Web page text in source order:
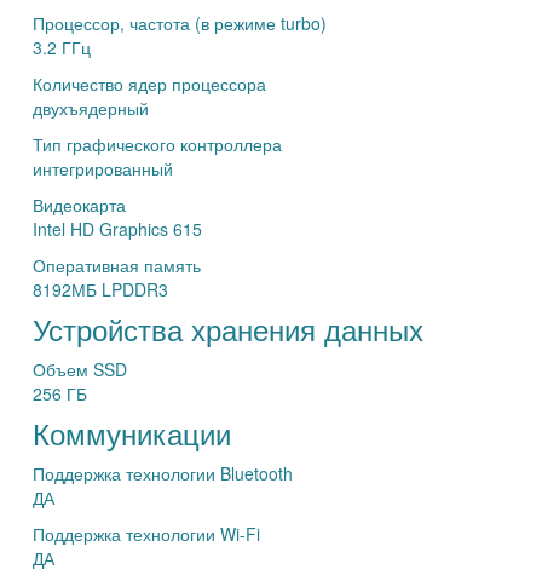
Процессор, частота (в режиме turbo)
3.2 ГГц
Количество ядер процессора
двухъядерный
Тип графического контроллера
интегрированный
Видеокарта
Intel HD Graphics 615
Оперативная память
8192МБ LPDDR3
Устройства хранения данных
Объем SSD
256 ГБ
Коммуникации
Поддержка технологии Bluetooth
ДА
Поддержка технологии Wi-Fi
ДА